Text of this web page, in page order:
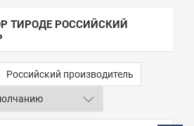
ТИРОДЕ РОССИЙСКИЙ
Российский производитель